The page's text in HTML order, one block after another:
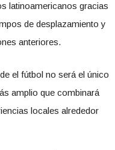
latinoamericanos gracias
de desplazamiento y
anteriores.
el fútbol no será el único
amplio que combinará
locales alrededor